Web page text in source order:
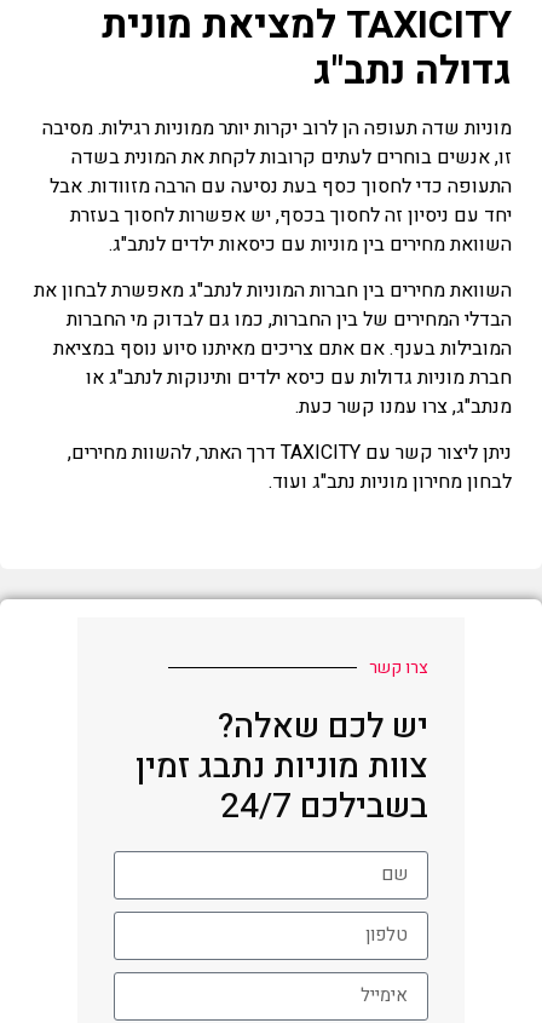
TAXICITY למציאת מונית
גדולה נתב"ג
מוניות שדה תעופה הן לרוב יקרות יותר ממוניות רגילות. מסיבה
זו, אנשים בוחרים לעתים קרובות לקחת את המונית בשדה
התעופה כדי לחסוך כסף בעת נסיעה עם הרבה מזוודות. אבל
יחד עם ניסיון זה לחסוך בכסף, יש אפשרות לחסוך בעזרת
השוואת מחירים בין מוניות עם כיסאות ילדים לנתב"ג.
השוואת מחירים בין חברות המוניות לנתב"ג מאפשרת לבחון את
הבדלי המחירים של בין החברות, כמו גם לבדוק מי החברות
המובילות בענף. אם אתם צריכים מאיתנו סיוע נוסף במציאת
חברת מוניות גדולות עם כיסא ילדים ותינוקות לנתב"ג או
מנתב"ג, צרו עמנו קשר כעת.
ניתן ליצור קשר עם TAXICITY דרך האתר, להשוות מחירים,
לבחון מחירון מוניות נתב"ג ועוד.
צרו קשר
יש לכם שאלה?
צוות מוניות נתבג זמין
בשבילכם 24/7